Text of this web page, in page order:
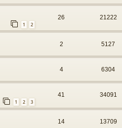
1 2
26 21222
2 5127
4 6304
1 2 3
41 34091
14 13709